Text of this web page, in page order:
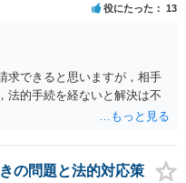
役にたった 13
求できると思いますが，相手
法的手続を経ないと解決は不
の問題と法的対応策